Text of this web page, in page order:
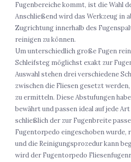
Fugenbereiche kommt, ist die Wahl
Anschließend wird das Werkzeug in
Zugrichtung innerhalb des
reinigen zu können.
Um unterschiedlich große Fugen
Schleifsteg möglichst exakt zur
Auswahl stehen drei verschiedene
zwischen die Fliesen gesetzt
zu ermitteln. Diese Abstufungen
bewährt und passen ideal auf jede
schließlich der zur Fugenbreite
Fugentorpedo eingeschoben
und die Reinigungsprozedur kann
wird der Fugentorpedo